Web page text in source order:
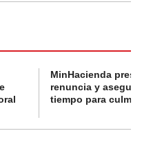
MinHacienda
renuncia y
tiempo para